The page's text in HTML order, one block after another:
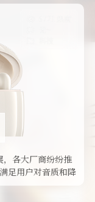
，各大厂商纷纷推
足用户对音质和降